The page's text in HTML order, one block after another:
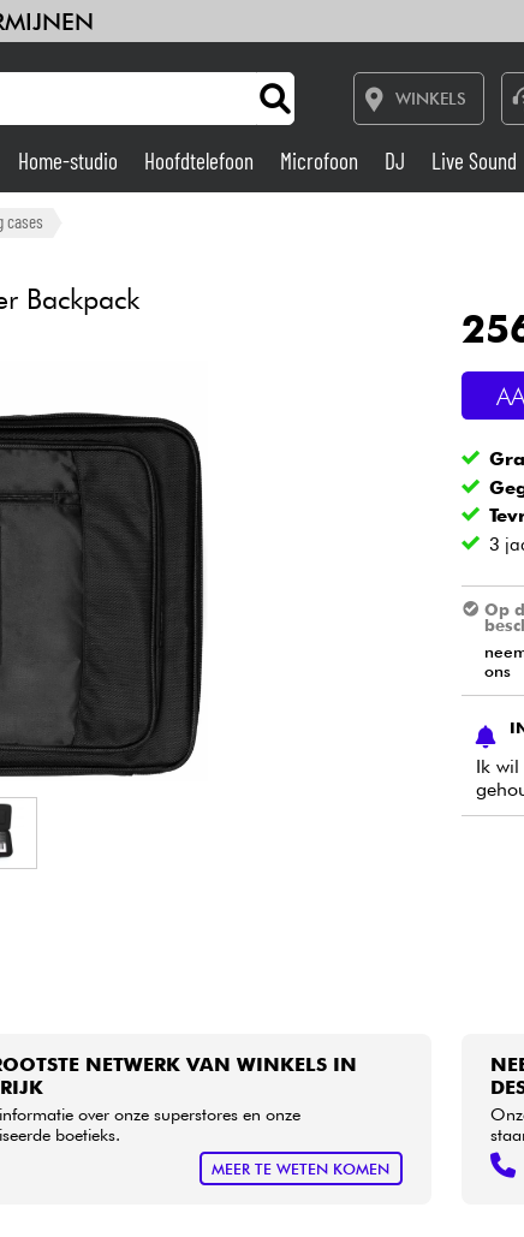
WINKELS
& Effecten
studio
& percussie
Bekijk onze merken
Home-studio Hoofdtelefoon Microfoon DJ Live Sound
cases
Backpack
3
Op
ons
Ik
NETWERK VAN WINKELS IN
over onze superstores en onze
boetieks.
MEER TE WETEN KOMEN